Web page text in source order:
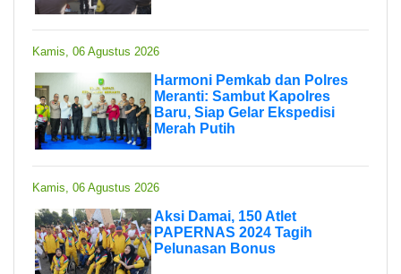
Kamis, 06 Agustus 2026
Harmoni Pemkab dan Polres
Meranti: Sambut Kapolres
Baru, Siap Gelar Ekspedisi
Merah Putih
Kamis, 06 Agustus 2026
Aksi Damai, 150 Atlet
PAPERNAS 2024 Tagih
Pelunasan Bonus